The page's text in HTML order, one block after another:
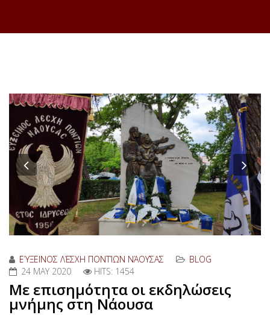
Previous
ΕΎΞΕΙΝΟΣ ΛΈΣΧΗ ΠΟΝΤΊΩΝ ΝΆΟΥΣΑΣ
BLOG
24 MAY 2020
HITS: 1454
Με επισημότητα οι εκδηλώσεις
μνήμης στη Νάουσα